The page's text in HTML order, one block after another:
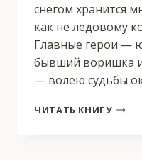
снегом хранится
как не ледовому
Главные герои —
бывший воришка
— волею судьбы
ЧИТАТЬ КНИГУМЕСТЬ